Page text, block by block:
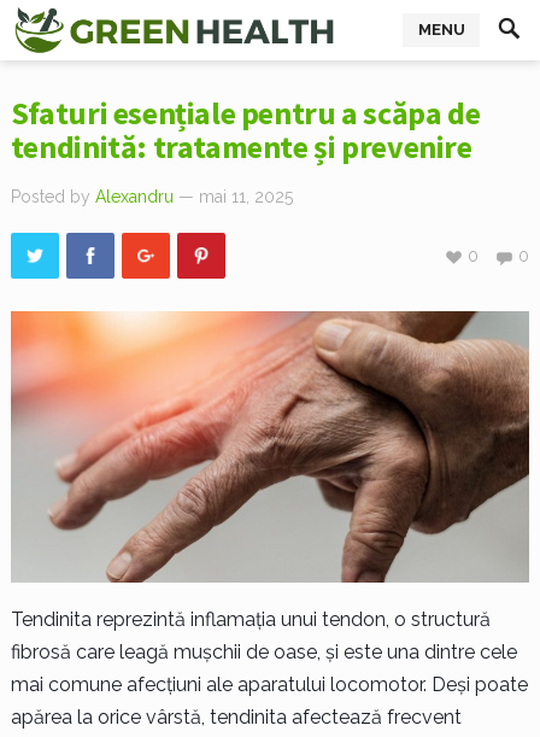
MENU
Sfaturi esențiale pentru a scăpa de
tendinită: tratamente și prevenire
Posted by Alexandru — mai 11, 2025
0
0
Tendinita reprezintă inflamația unui tendon, o structură
fibrosă care leagă mușchii de oase, și este una dintre cele
mai comune afecțiuni ale aparatului locomotor. Deși poate
apărea la orice vârstă, tendinita afectează frecvent